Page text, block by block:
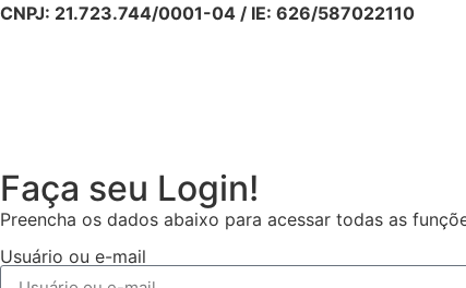
CNPJ: 21.723.744/0001-04 / IE: 626/587022110
Faça seu Login!
Preencha os dados abaixo para acessar todas as
Usuário ou e-mail